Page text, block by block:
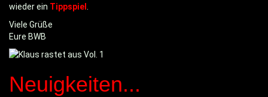
wieder ein Tippspiel
Viele Grüße
Eure BWB
Neuigkeiten...